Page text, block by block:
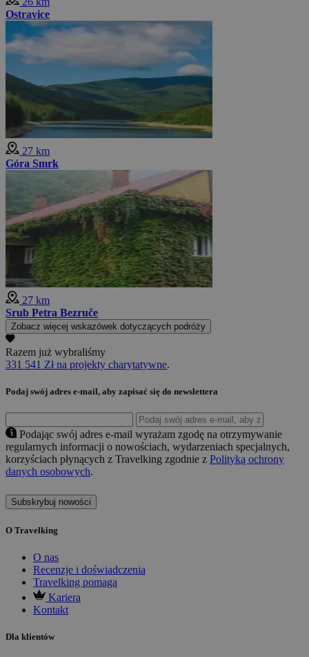
Ostravice
27 km
Góra Smrk
27 km
Srub Petra Bezruče
Zobacz więcej wskazówek dotyczących podróży
Razem już wybraliśmy
331 541 Zł na projekty charytatywne.
Podaj swój adres e-mail, aby zapisać się do newslettera
Podając swój adres e-mail wyrażam zgodę na otrzymywanie
regularnych informacji o nowościach, wydarzeniach specjalnych,
korzyściach płynących z Travelking zgodnie z Polityką ochrony
danych osobowych.
Subskrybuj nowości
O Travelking
O nas
Recenzje i doświadczenia
Travelking pomaga
Kariera
Kontakt
Dla klientów